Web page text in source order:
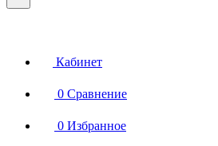
Кабинет
0 Сравнение
0 Избранное